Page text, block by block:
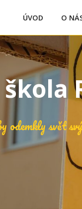
ÚVOD O
odemkly svět